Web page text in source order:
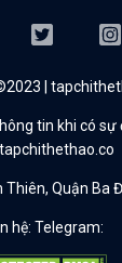
|
tin khi có sự
Quận Ba
hệ: Telegram: